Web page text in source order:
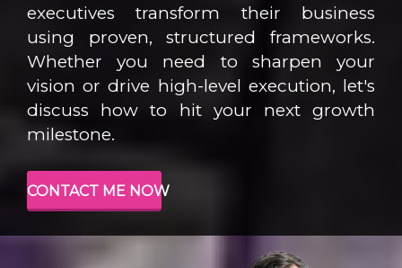
executives transform their business
using proven, structured frameworks.
Whether you need to sharpen your
vision or drive high-level execution, let's
discuss how to hit your next growth
milestone.
CONTACT ME NOW